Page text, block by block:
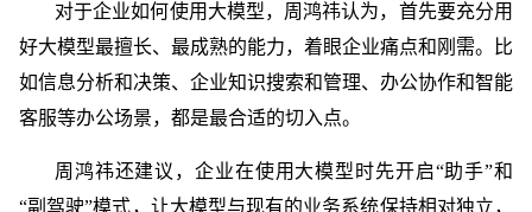
对于企业如何使用大模型，周鸿祎认为，首先要充分用
好大模型最擅长、最成熟的能力，着眼企业痛点和刚需。比
如信息分析和决策、企业知识搜索和管理、办公协作和智能
客服等办公场景，都是最合适的切入点。
周鸿祎还建议，企业在使用大模型时先开启“助手”和
“副驾驶”模式，让大模型与现有的业务系统保持相对独立，